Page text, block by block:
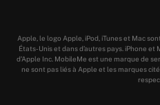
Apple, le logo Apple, iPod, iTunes et Mac
États-Unis et dans d’autres pays. iPhone
d’Apple Inc. MobileMe est une marque de
ne sont pas liés à Apple et les marques